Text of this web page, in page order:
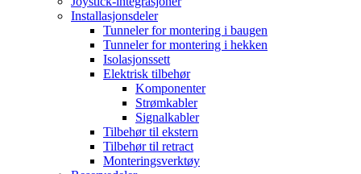
Installasjonsdeler
Tunneler for montering i baugen
Tunneler for montering i hekken
Isolasjonssett
Elektrisk tilbehør
Komponenter
Strømkabler
Signalkabler
Tilbehør til ekstern
Tilbehør til retract
Monteringsverktøy